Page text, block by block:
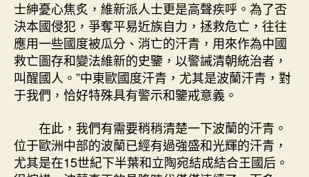
士紳憂心焦炙，維新派人士更是高聲疾呼。為了否
決本國侵犯，爭奪平易近族自力，拯救危亡，往往
應用一些國度被瓜分、消亡的汗青，用來作為中國
救亡圖存和變法維新的史鑒，以警誡清朝統治者，
叫醒國人。”中東歐國度汗青，尤其是波蘭汗青，對
于我們，恰好特殊具有警示和鑒戒意義。
在此，我們有需要稍稍清楚一下波蘭的汗青。
位于歐洲中部的波蘭已經有過強盛和光輝的汗青，
尤其是在15世紀下半葉和立陶宛結成結合王國后。